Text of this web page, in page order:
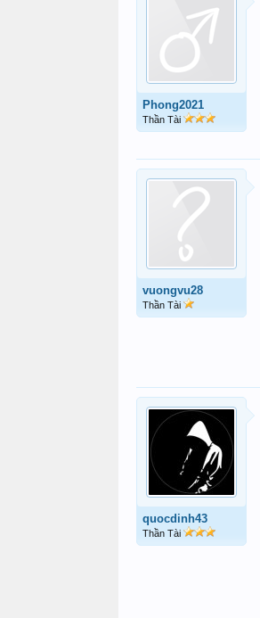
Phong2021
Thần Tài
vuongvu28
Thần Tài
quocdinh43
Thần Tài